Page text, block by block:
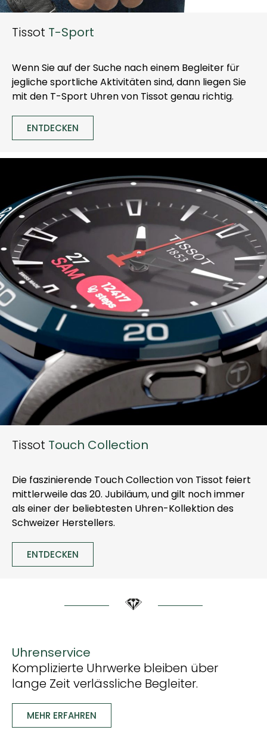
Tissot T-Sport
Wenn Sie auf der Suche nach einem Begleiter für
jegliche sportliche Aktivitäten sind, dann liegen Sie
mit den T-Sport Uhren von Tissot genau richtig.
ENTDECKEN
Tissot Touch Collection
Die faszinierende Touch Collection von Tissot feiert
mittlerweile das 20. Jubiläum, und gilt noch immer
als einer der beliebtesten Uhren-Kollektion des
Schweizer Herstellers.
ENTDECKEN
Uhrenservice
Komplizierte Uhrwerke bleiben über
lange Zeit verlässliche Begleiter.
MEHR ERFAHREN